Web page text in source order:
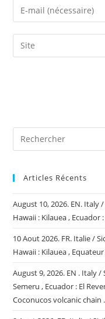
comment
Enter
your
email
address
Saisir
l’URL
Articles Récents
August 10, 2026. EN. Italy
Hawaii : Kilauea , Ecuador
10 Aout 2026. FR. Italie /
Hawaii : Kilauea ,
August 9, 2026. EN . Italy /
Semeru , Ecuador : El
Coconucos volcanic chain .